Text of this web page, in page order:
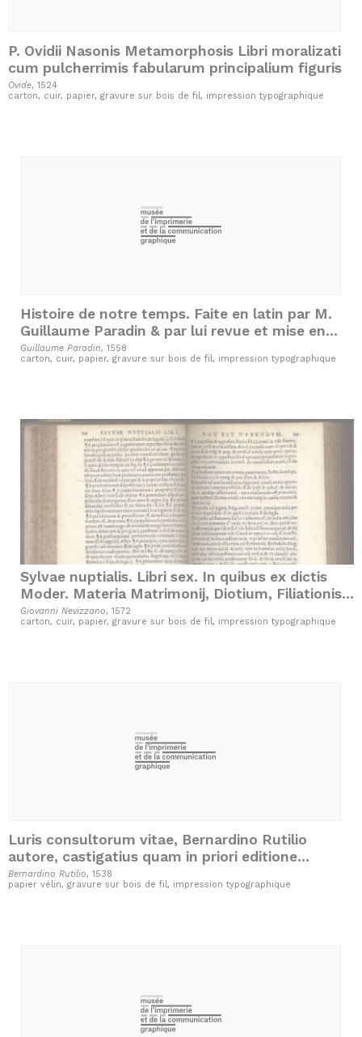
P. Ovidii Nasonis Metamorphosis Libri moralizati
cum pulcherrimis fabularum principalium figuris
Ovide, 1524
carton, cuir, papier, gravure sur bois de fil, impression typographique
Histoire de notre temps. Faite en latin par M.
Guillaume Paradin & par lui revue et mise en
françois
Guillaume Paradin, 1558
carton, cuir, papier, gravure sur bois de fil, impression typographique
Sylvae nuptialis. Libri sex. In quibus ex dictis
Moder. Materia Matrimonij, Diotium, Filiationis,
Adulterij,...
Giovanni Nevizzano, 1572
carton, cuir, papier, gravure sur bois de fil, impression typographique
Luris consultorum vitae, Bernardino Rutilio
autore, castigatius quam in priori editione
fuerant, hac uice secunda impressae.
Bernardino Rutilio, 1538
papier vélin, gravure sur bois de fil, impression typographique